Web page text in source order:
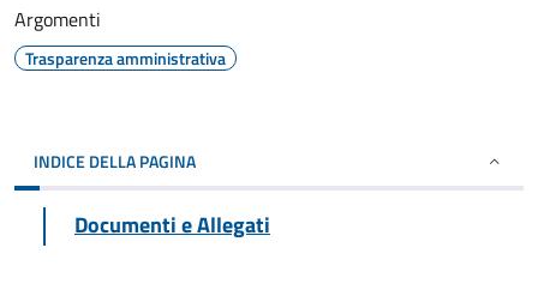
Argomenti
Trasparenza amministrativa
INDICE DELLA PAGINA
Documenti e Allegati